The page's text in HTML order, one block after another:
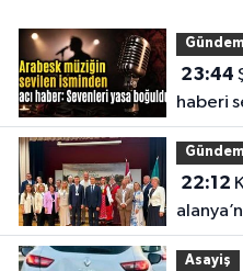
Gündem
23:44
haberi
Gündem
22:12
tanıtıldı
Asayiş